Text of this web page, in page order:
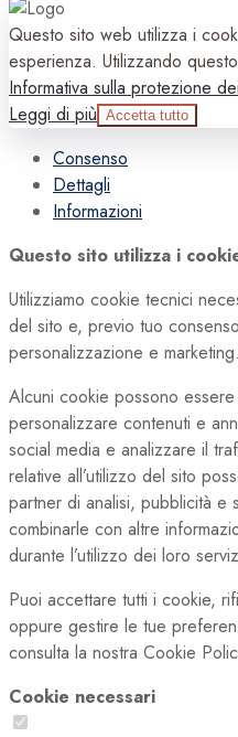
Questo sito web utilizza i
esperienza. Utilizzando
Informativa sulla protezione
Leggi di più Accetta tutto
Consenso
Dettagli
Informazioni
Questo sito utilizza i
Utilizziamo cookie tecnici
del sito e, previo tuo
personalizzazione e marketing.
Alcuni cookie possono
personalizzare contenuti e
social media e analizzare il
relative all’utilizzo del sito
partner di analisi, pubblicità
combinarle con altre
durante l’utilizzo dei loro
Puoi accettare tutti i cookie,
oppure gestire le tue
consulta la nostra Cookie
Cookie necessari